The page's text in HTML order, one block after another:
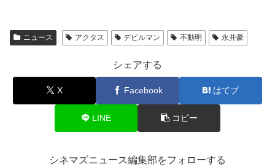
ニュース アクタス デビルマン 不動明 永井豪
シェアする
X Facebook はてブ
LINE コピー
シネマズニュース編集部をフォローする